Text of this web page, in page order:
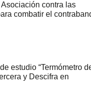
contra las
combatir el
estudio “Termómetro
y Descifra en